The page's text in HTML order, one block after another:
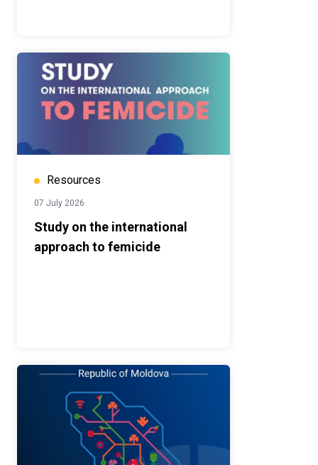
Resources
07 July 2026
Study on the international
approach to femicide